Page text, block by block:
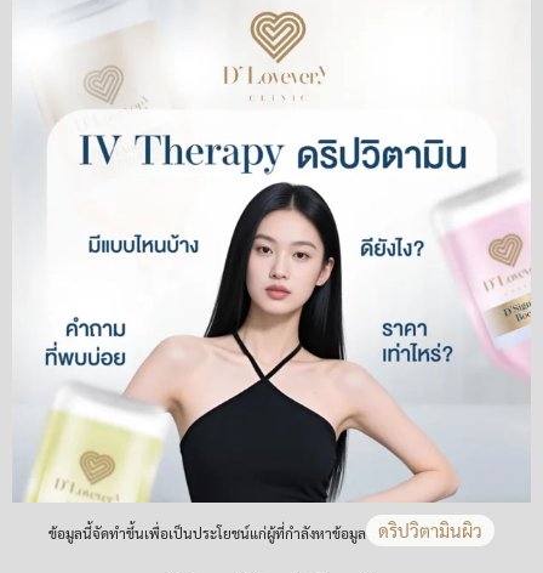
ข้อมูลนี้จัดทำขึ้นเพื่อเป็นประโยชน์แก่ผู้ที่กำลังหาข้อมูล ดริปวิตามินผิว